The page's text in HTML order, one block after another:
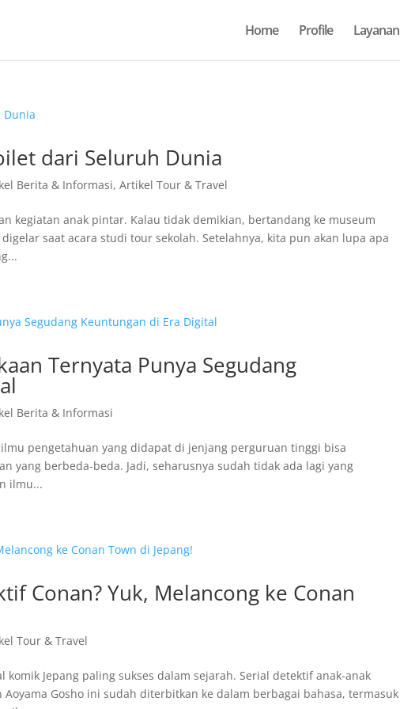
Home Profile Layanan
dari Seluruh Dunia
Berita & Informasi,Artikel Tour & Travel
kegiatan anak pintar. Kalau tidak demikian, bertandang ke museum
saat acara studi tour sekolah. Setelahnya, kita pun akan lupa apa
Ternyata Punya Segudang
Berita & Informasi
pengetahuan yang didapat di jenjang perguruan tinggi bisa
yang berbeda-beda. Jadi, seharusnya sudah tidak ada lagi yang
ilmu...
Conan? Yuk, Melancong ke Conan
Tour & Travel
Jepang paling sukses dalam sejarah. Serial detektif anak-anak
Gosho ini sudah diterbitkan ke dalam berbagai bahasa, termasuk